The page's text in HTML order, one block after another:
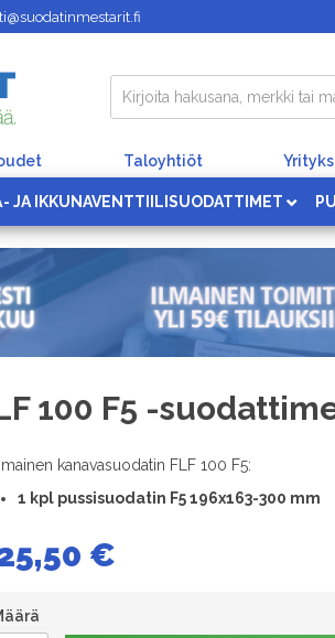
Taloyhtiöt
JA IKKUNAVENTTIILISUODATTIMET
100 F5 -
kanavasuodatin FLF 100 F5:
1 kpl pussisuodatin F5 196x163-300 mm
€